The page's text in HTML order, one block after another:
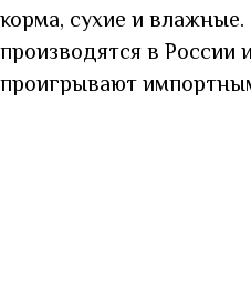
корма, сухие и
производятся в России
проигрывают